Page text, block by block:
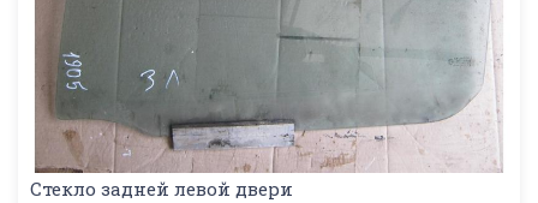
Стекло задней левой двери